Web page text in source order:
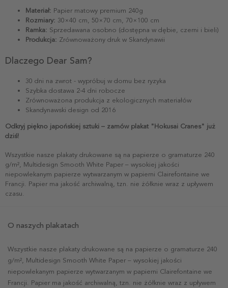
Materiał: Papier matowy premium 240g
Rozmiary: 30×40 cm, 50×70 cm, 70×100 cm
Ramka: Sprzedawana osobno (dostępna w dębie, czerni i bieli)
Produkcja: Zrównoważony druk w Skandynawii
Dlaczego Dear Sam?
30 dni na zwrot - wypróbuj w domu bez ryzyka
Szybka dostawa 2-4 dni robocze
Zrównoważona produkcja z ekologicznych materiałów
Skandynawski design od 2016
Odkryj piękno japońskiej sztuki – zamów plakat "Hokusai Cranes" już
dziś!
Wszystkie nasze plakaty drukowane są na papierze o gramaturze 240
g/m², Multidesign Smooth White Paper – wysokiej jakości
niepowlekanym papierze wytwarzanym w papierni Clairefontaine we
Francji. Papier ma jakość archiwalną, tzn. nie żółknie wraz z upływem
czasu.
O naszych plakatach
Wszystkie nasze plakaty drukowane są na papierze o gramaturze 240
g/m², Multidesign Smooth White Paper – wysokiej jakości
niepowlekanym papierze wytwarzanym w papierni Clairefontaine we
Francji. Papier ma jakość archiwalną, tzn. nie żółknie wraz z upływem